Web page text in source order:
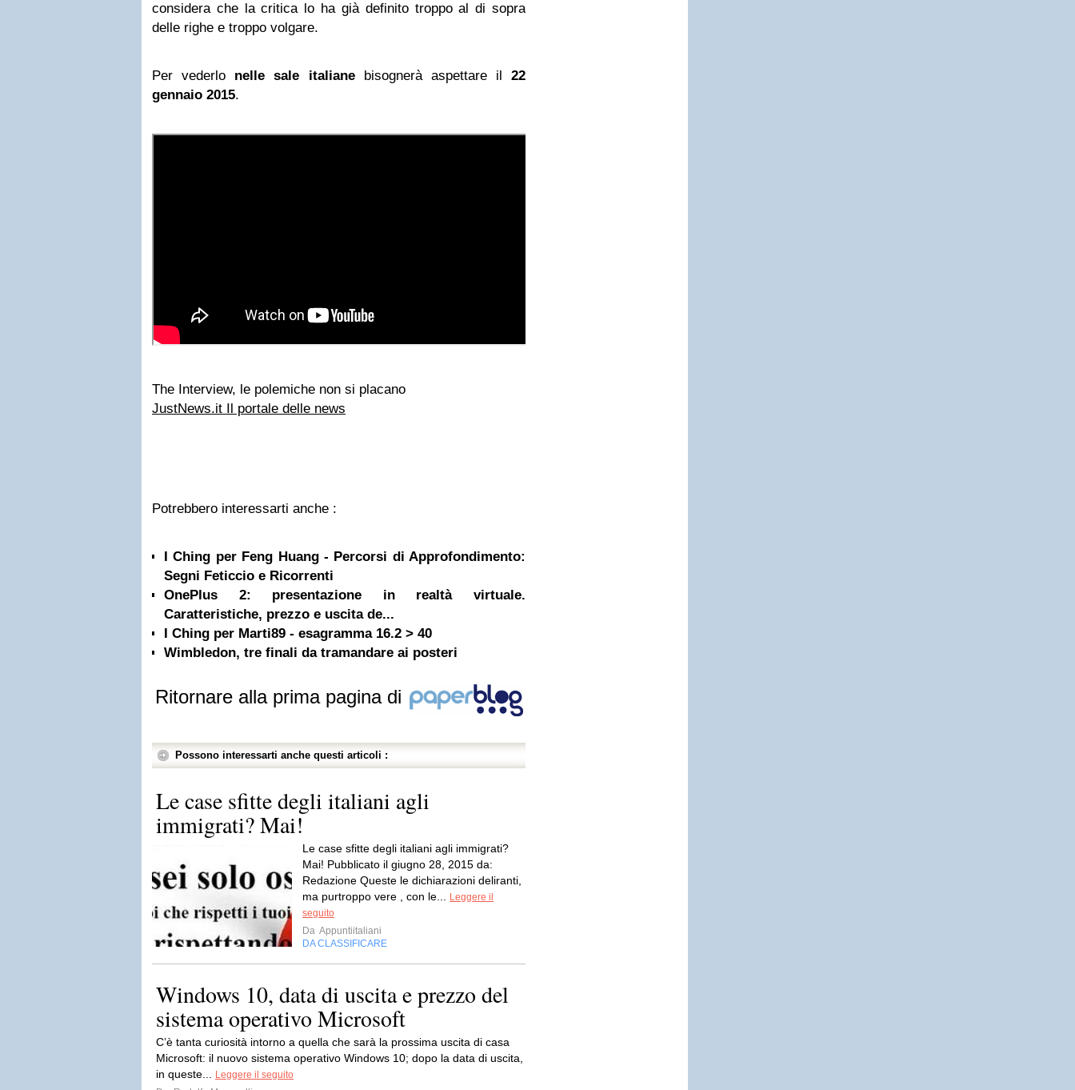
considera che la critica lo ha già definito troppo al di sopra
delle righe e troppo volgare.
Per vederlo nelle sale italianebisognerà aspettare il 22
gennaio 2015.
The Interview, le polemiche non si placano
JustNews.it Il portale delle news
Potrebbero interessarti anche :
I Ching per Feng Huang - Percorsi di Approfondimento:
Segni Feticcio e Ricorrenti
OnePlus 2: presentazione in realtà virtuale.
Caratteristiche, prezzo e uscita de...
I Ching per Marti89 - esagramma 16.2 > 40
Wimbledon, tre finali da tramandare ai posteri
Ritornare alla prima pagina di
Possono interessarti anche questi articoli :
Le case sfitte degli italiani agli
immigrati? Mai!
Le case sfitte degli italiani agli immigrati?
Mai! Pubblicato il giugno 28, 2015 da:
Redazione Queste le dichiarazioni deliranti,
ma purtroppo vere , con le...
Leggere il
seguito
Da Appuntiitaliani
DA CLASSIFICARE
Windows 10, data di uscita e prezzo del
sistema operativo Microsoft
C’è tanta curiosità intorno a quella che sarà la prossima uscita di casa
Microsoft: il nuovo sistema operativo Windows 10; dopo la data di uscita,
in queste...
Leggere il seguito